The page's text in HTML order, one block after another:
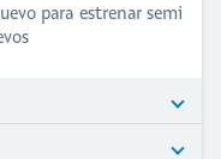
para estrenar semi